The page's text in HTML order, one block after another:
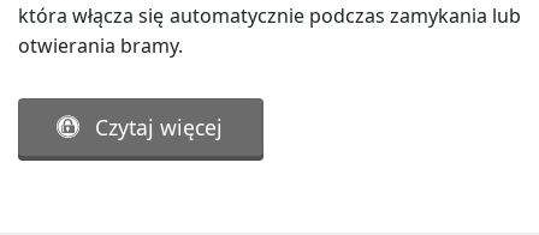
która włącza się automatycznie podczas zamykania lub
otwierania bramy.
Czytaj więcej